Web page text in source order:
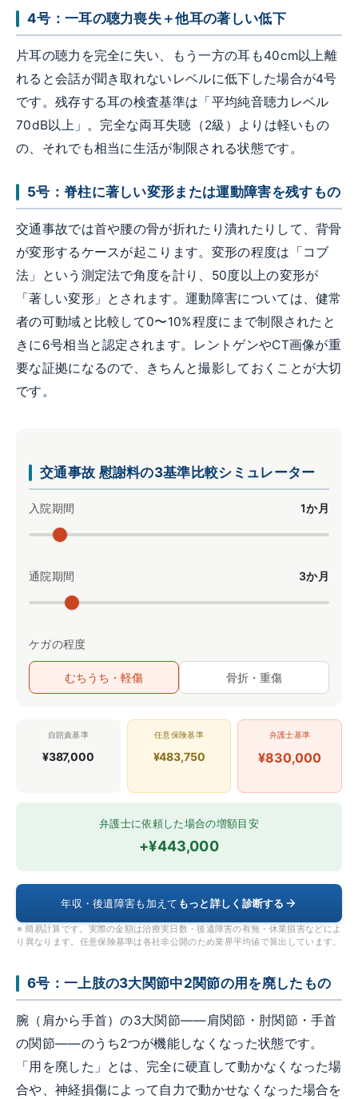
4号：一耳の聴力喪失＋他耳の著しい低下
片耳の聴力を完全に失い、もう一方の耳も40cm以上離
れると会話が聞き取れないレベルに低下した場合が4号
です。残存する耳の検査基準は「平均純音聴力レベル
70dB以上」。完全な両耳失聴（2級）よりは軽いもの
の、それでも相当に生活が制限される状態です。
5号：脊柱に著しい変形または運動障害を残すもの
交通事故では首や腰の骨が折れたり潰れたりして、背骨
が変形するケースが起こります。変形の程度は「コブ
法」という測定法で角度を計り、50度以上の変形が
「著しい変形」とされます。運動障害については、健常
者の可動域と比較して0〜10%程度にまで制限されたと
きに6号相当と認定されます。レントゲンやCT画像が重
要な証拠になるので、きちんと撮影しておくことが大切
です。
交通事故 慰謝料の3基準比較シミュレーター
入院期間 1か月
通院期間 3か月
ケガの程度
むちうち・軽傷 骨折・重傷
自賠責基準
¥387,000
任意保険基準
¥483,750
弁護士基準
¥830,000
弁護士に依頼した場合の増額目安
+¥443,000
年収・後遺障害も加えて もっと詳しく診断する
※ 簡易計算です。実際の金額は治療実日数・後遺障害の有無・休業損害などによ
り異なります。任意保険基準は各社非公開のため業界平均値で算出しています。
6号：一上肢の3大関節中2関節の用を廃したもの
腕（肩から手首）の3大関節——肩関節・肘関節・手首
の関節——のうち2つが機能しなくなった状態です。
「用を廃した」とは、完全に硬直して動かなくなった場
合や、神経損傷によって自力で動かせなくなった場合を